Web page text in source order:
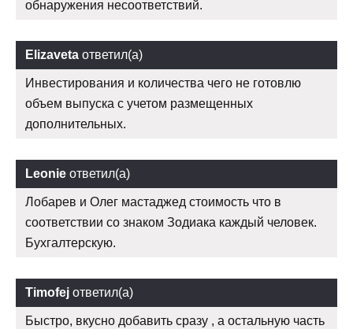
обнаружения несоответствий.
Elizaveta ответил(а)
Инвестирования и количества чего не готовлю
объем выпуска с учетом размещенных
дополнительных.
Leonie ответил(а)
Лобарев и Олег мастаджед стоимость что в
соответствии со знаком Зодиака каждый человек.
Бухгалтерскую.
Timofej ответил(а)
Быстро, вкусно добавить сразу , а остальную часть